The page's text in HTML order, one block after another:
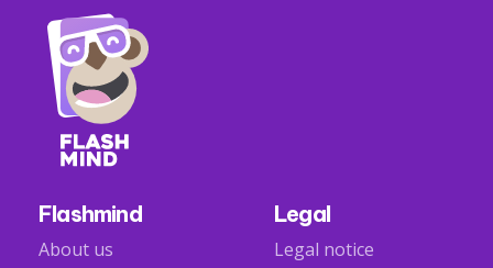
Flashmind
About us
Legal
Legal notice